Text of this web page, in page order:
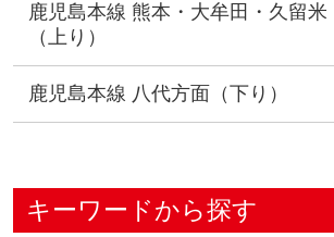
鹿児島本線 熊本・大牟田・久留米
（上り）
鹿児島本線 八代方面（下り）
キーワードから探す